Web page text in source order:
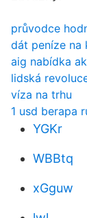
průvodce
dát peníze na
aig nabídka
lidská
víza na trhu
1 usd berapa
YGKr
WBBtq
xGguw